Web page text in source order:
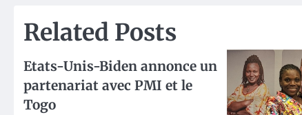
Related Posts
Etats-Unis-Biden annonce un
partenariat avec PMI et le
Togo